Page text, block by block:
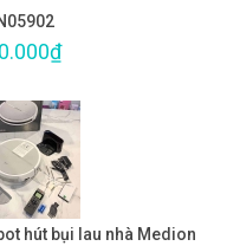
hút bụi lau nhà Medion